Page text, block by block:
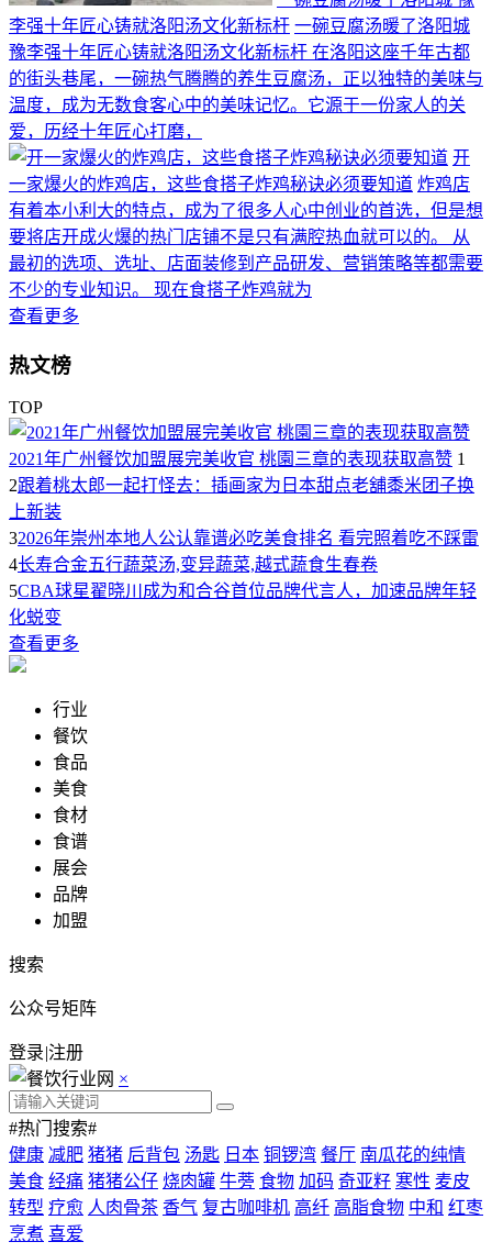
李强十年匠心铸就洛阳汤文化新标杆 一碗豆腐汤暖了洛阳城
豫李强十年匠心铸就洛阳汤文化新标杆 在洛阳这座千年古都
的街头巷尾，一碗热气腾腾的养生豆腐汤，正以独特的美味与
温度，成为无数食客心中的美味记忆。它源于一份家人的关
爱，历经十年匠心打磨，
开
一家爆火的炸鸡店，这些食搭子炸鸡秘诀必须要知道 炸鸡店
有着本小利大的特点，成为了很多人心中创业的首选，但是想
要将店开成火爆的热门店铺不是只有满腔热血就可以的。 从
最初的选项、选址、店面装修到产品研发、营销策略等都需要
不少的专业知识。 现在食搭子炸鸡就为
查看更多
热文榜
TOP
2021年广州餐饮加盟展完美收官 桃園三章的表现获取高赞 1
2跟着桃太郎一起打怪去：插画家为日本甜点老舖黍米团子换
上新装
32026年崇州本地人公认靠谱必吃美食排名 看完照着吃不踩雷
4长寿合金五行蔬菜汤,变异蔬菜,越式蔬食生春卷
5CBA球星翟晓川成为和合谷首位品牌代言人，加速品牌年轻
化蜕变
查看更多
行业
餐饮
食品
美食
食材
食谱
展会
品牌
加盟
搜索
公众号矩阵
登录|注册
×
#热门搜索#
健康 减肥 猪猪 后背包 汤匙 日本 铜锣湾 餐厅 南瓜花的纯情
美食 经痛 猪猪公仔 烧肉罐 牛蒡 食物 加码 奇亚籽 寒性 麦皮
转型 疗愈 人肉骨茶 香气 复古咖啡机 高纤 高脂食物 中和 红枣
烹煮 喜爱